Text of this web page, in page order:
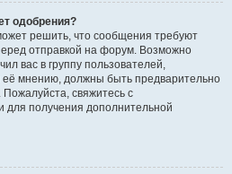
одобрения?
решить, что сообщения требуют
отправкой на форум. Возможно
вас в группу пользователей,
её мнению, должны быть предварительно
свяжитесь с
получения дополнительной